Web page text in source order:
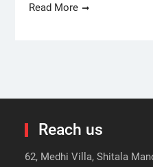
Read More
Reach us
62, Medhi Villa, Shitala